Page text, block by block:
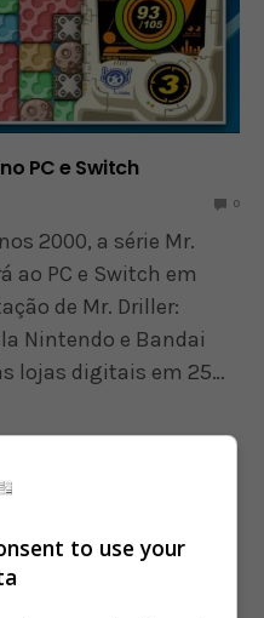
PC e Switch
0
2000, a série Mr.
ao PC e Switch em
de Mr. Driller:
Nintendo e Bandai
lojas digitais em 25…
to use your